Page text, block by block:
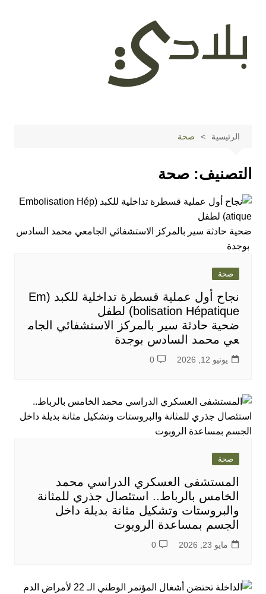
المحتوى
الرئيسية صحة
التصنيف: صحة
صحة
نجاح أول عملية قسطرة تداخلية للكبد (Em
bolisation Hépatique) لطفل
ضحية حادثة سير بالمركز الاستشفائي الجام
عي محمد السادس بوجدة
يونيو 12, 2026 0
صحة
المستشفى العسكري الدراسي محمد
الخامس بالرباط.. استئصال جذري للمثانة
والبروستات وتشكيل مثانة بديلة داخل
الجسم بمساعدة الروبوت
مايو 23, 2026 0